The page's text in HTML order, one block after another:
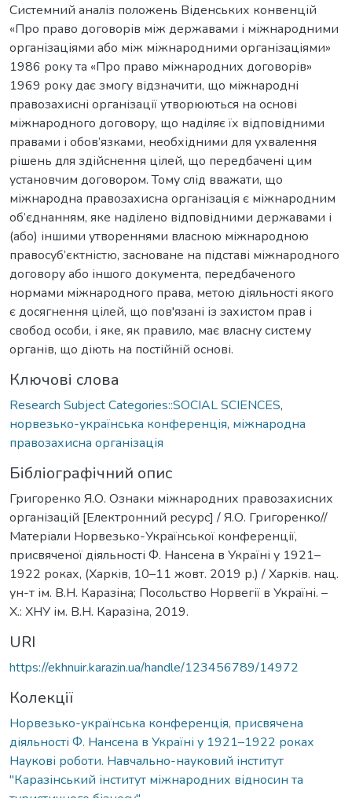
Системний аналіз положень Віденських конвенцій
«Про право договорів між державами і міжнародними
організаціями або між міжнародними організаціями»
1986 року та «Про право міжнародних договорів»
1969 року дає змогу відзначити, що міжнародні
правозахисні організації утворюються на основі
міжнародного договору, що наділяє їх відповідними
правами і обов’язками, необхідними для ухвалення
рішень для здійснення цілей, що передбачені цим
установчим договором. Тому слід вважати, що
міжнародна правозахисна організація є міжнародним
об’єднанням, яке наділено відповідними державами і
(або) іншими утвореннями власною міжнародною
правосуб’єктністю, засноване на підставі міжнародного
договору або іншого документа, передбаченого
нормами міжнародного права, метою діяльності якого
є досягнення цілей, що пов'язані із захистом прав і
свобод особи, і яке, як правило, має власну систему
органів, що діють на постійній основі.
Ключові слова
Research Subject Categories::SOCIAL SCIENCES,
норвезько-українська конференція, міжнародна
правозахисна організація
Бібліографічний опис
Григоренко Я.О. Ознаки міжнародних правозахисних
організацій [Електронний ресурс] / Я.О. Григоренко//
Матеріали Норвезько-Української конференції,
присвяченої діяльності Ф. Нансена в Україні у 1921–
1922 роках, (Харків, 10–11 жовт. 2019 р.) / Харків. нац.
ун-т ім. В.Н. Каразіна; Посольство Норвегії в Україні. –
Х.: ХНУ ім. В.Н. Каразіна, 2019.
URI
https://ekhnuir.karazin.ua/handle/123456789/14972
Колекції
Норвезько-українська конференція, присвячена
діяльності Ф. Нансена в Україні у 1921–1922 роках
Наукові роботи. Навчально-науковий інститут
"Каразінський інститут міжнародних відносин та